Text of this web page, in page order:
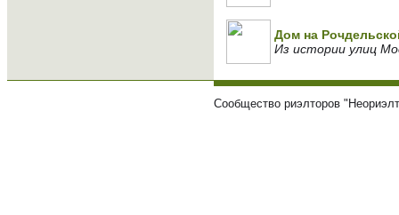
Дом на
Из истории улиц
Сообщество риэлторов